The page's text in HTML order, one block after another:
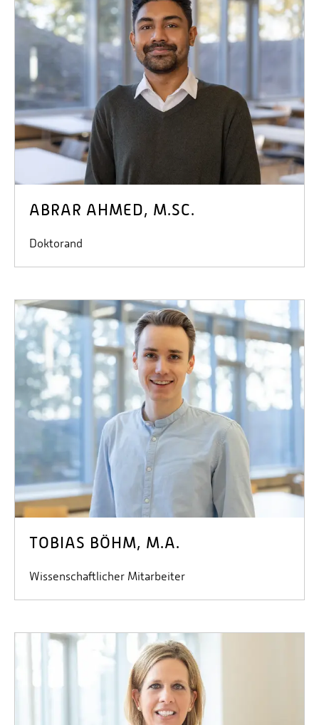
ABRAR AHMED, M.SC.
Doktorand
TOBIAS BÖHM, M.A.
Wissenschaftlicher Mitarbeiter